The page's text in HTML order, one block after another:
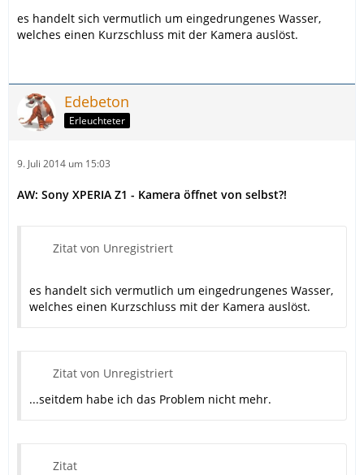
es handelt sich vermutlich um eingedrungenes Wasser,
welches einen Kurzschluss mit der Kamera auslöst.
Edebeton
Erleuchteter
9. Juli 2014 um 15:03
AW: Sony XPERIA Z1 - Kamera öffnet von selbst?!
Zitat von Unregistriert
es handelt sich vermutlich um eingedrungenes Wasser,
welches einen Kurzschluss mit der Kamera auslöst.
Zitat von Unregistriert
...seitdem habe ich das Problem nicht mehr.
Zitat